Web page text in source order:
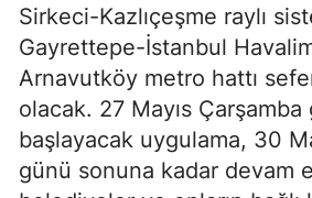
Sirkeci-Kazlıçeşme raylı
Gayrettepe-İstanbul
Arnavutköy metro hattı
olacak. 27 Mayıs Çarşamba
başlayacak uygulama, 30
günü sonuna kadar devam